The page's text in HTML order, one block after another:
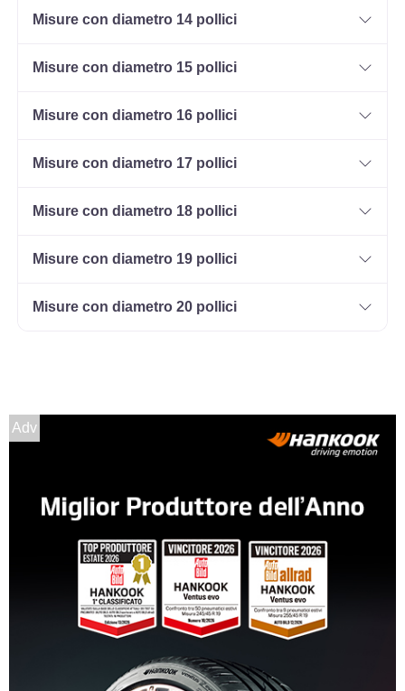
Misure con diametro 14 pollici
Misure con diametro 15 pollici
Misure con diametro 16 pollici
Misure con diametro 17 pollici
Misure con diametro 18 pollici
Misure con diametro 19 pollici
Misure con diametro 20 pollici
Adv